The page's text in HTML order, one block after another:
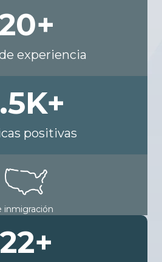
+
experiencia
K+
positivas
inmigración
22+